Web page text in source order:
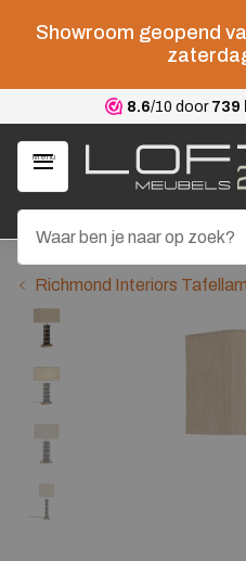
Showroom geopend
8.6/10 door 739
Menu
Richmond Interiors